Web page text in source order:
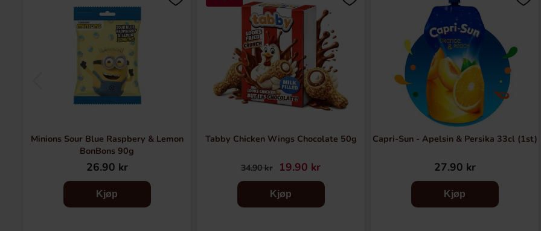
Minions Sour Blue Raspbery & Lemon
BonBons 90g
26.90 kr
Kjøp
Tabby Chicken Wings Chocolate 50g
34.90 kr 19.90 kr
Kjøp
Capri-Sun - Apelsin & Persika 33cl (1st)
27.90 kr
Kjøp